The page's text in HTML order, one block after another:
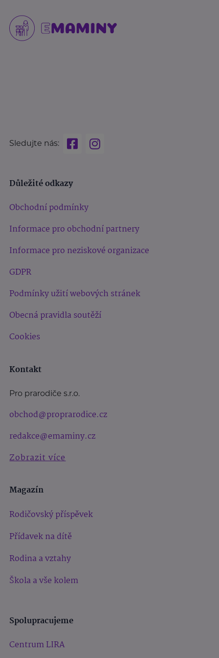
Sledujte nás:
Důležité odkazy
Obchodní podmínky
Informace pro obchodní partnery
Informace pro neziskové organizace
GDPR
Podmínky užití webových stránek
Obecná pravidla soutěží
Cookies
Kontakt
Pro prarodiče s.r.o.
obchod@proprarodice.cz
redakce@emaminy.cz
Zobrazit více
Magazín
Rodičovský příspěvek
Přídavek na dítě
Rodina a vztahy
Škola a vše kolem
Spolupracujeme
Centrum LIRA